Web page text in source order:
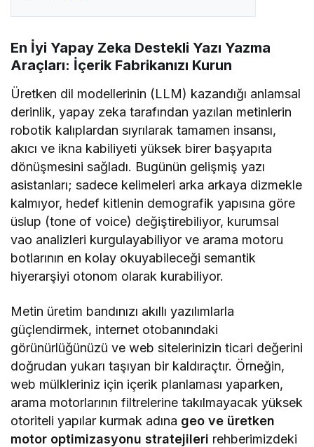
En İyi Yapay Zeka Destekli Yazı Yazma
Araçları: İçerik Fabrikanızı Kurun
Üretken dil modellerinin (LLM) kazandığı anlamsal
derinlik, yapay zeka tarafından yazılan metinlerin
robotik kalıplardan sıyrılarak tamamen insansı,
akıcı ve ikna kabiliyeti yüksek birer başyapıta
dönüşmesini sağladı. Bugünün gelişmiş yazı
asistanları; sadece kelimeleri arka arkaya dizmekle
kalmıyor, hedef kitlenin demografik yapısına göre
üslup (tone of voice) değiştirebiliyor, kurumsal
vao analizleri kurgulayabiliyor ve arama motoru
botlarının en kolay okuyabileceği semantik
hiyerarşiyi otonom olarak kurabiliyor.
Metin üretim bandınızı akıllı yazılımlarla
güçlendirmek, internet otobanındaki
görünürlüğünüzü ve web sitelerinizin ticari değerini
doğrudan yukarı taşıyan bir kaldıraçtır. Örneğin,
web mülkleriniz için içerik planlaması yaparken,
arama motorlarının filtrelerine takılmayacak yüksek
otoriteli yapılar kurmak adına geo ve üretken
motor optimizasyonu stratejileri rehberimizdeki